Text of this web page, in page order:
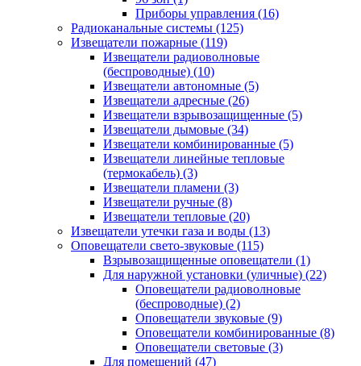
Приборы управления (16)
Радиоканальные системы (125)
Извещатели пожарные (119)
Извещатели радиоволновые
(беспроводные) (10)
Извещатели автономные (5)
Извещатели адресные (26)
Извещатели взрывозащищенные (5)
Извещатели дымовые (34)
Извещатели комбинированные (5)
Извещатели линейные тепловые
(термокабель) (3)
Извещатели пламени (3)
Извещатели ручные (8)
Извещатели тепловые (20)
Извещатели утечки газа и воды (13)
Оповещатели свето-звуковые (115)
Взрывозащищенные оповещатели (1)
Для наружной установки (уличные) (22)
Оповещатели радиоволновые
(беспроводные) (2)
Оповещатели звуковые (9)
Оповещатели комбинированные (8)
Оповещатели световые (3)
Для помещений (47)